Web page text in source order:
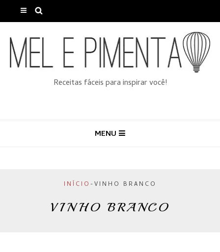
Receitas fáceis para inspirar você!
MENU
INÍCIO -VINHO BRANCO
VINHO BRANCO